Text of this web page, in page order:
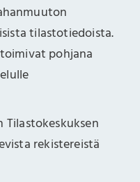
tilastotiedoista.
pohjana
rekistereistä